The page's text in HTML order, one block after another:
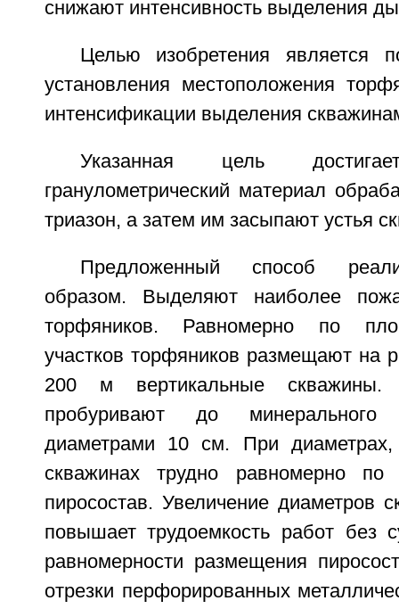
снижают интенсивность выделения
Целью изобретения является
установления местоположения
интенсификации выделения
Указанная цель
гранулометрический материал
триазон, а затем им засыпают устья
Предложенный способ
образом. Выделяют наиболее
торфяников. Равномерно по
участков торфяников размещают на
200 м вертикальные скважины.
пробуривают до минерального
диаметрами 10 см. При
скважинах трудно равномерно по
пиросостав. Увеличение диаметров
повышает трудоемкость работ без
равномерности размещения
отрезки перфорированных